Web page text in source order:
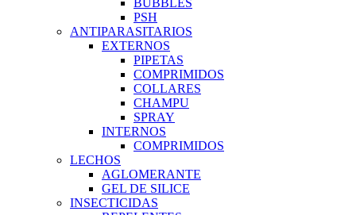
BUBBLES
PSH
ANTIPARASITARIOS
EXTERNOS
PIPETAS
COMPRIMIDOS
COLLARES
CHAMPU
SPRAY
INTERNOS
COMPRIMIDOS
LECHOS
AGLOMERANTE
GEL DE SILICE
INSECTICIDAS